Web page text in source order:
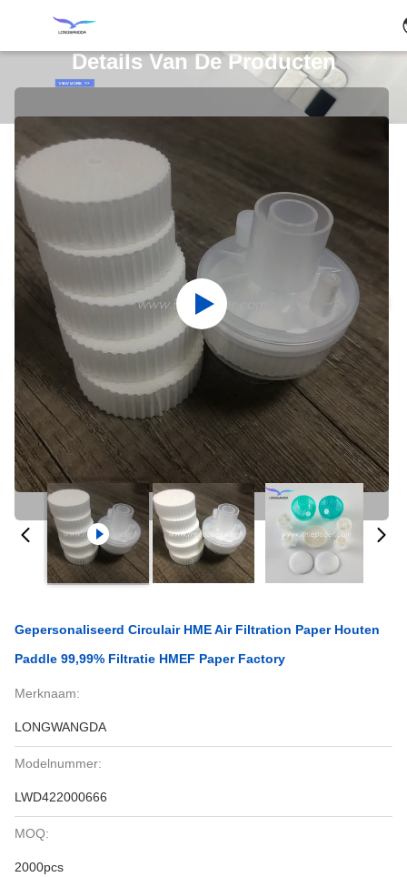
Details Van De Producten
Gepersonaliseerd Circulair HME Air Filtration Paper Houten
Paddle 99,99% Filtratie HMEF Paper Factory
Merknaam:
LONGWANGDA
Modelnummer:
LWD422000666
MOQ:
2000pcs